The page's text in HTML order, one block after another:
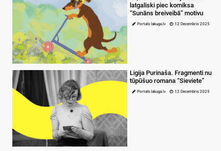
latgaliski piec komiksa
“Sunāns breiveibā” motivu
Portals lakuga.lv 12 Decembris 2025
Ligija Purinaša. Fragmenti nu
tūpūšuo romana “Sieviete”
Portals lakuga.lv 12 Decembris 2025